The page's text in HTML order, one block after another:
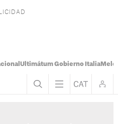
Ultimátum Gobierno Italia